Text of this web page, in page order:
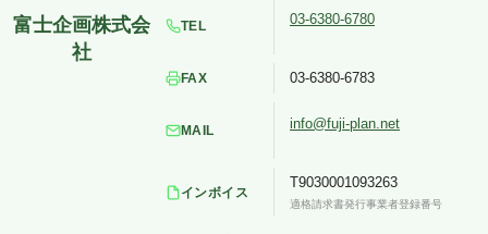
TEL 03-6380-6780
FAX 03-6380-6783
MAIL info@fuji-plan.net
インボイス
T9030001093263
適格請求書発行事業者登録番号